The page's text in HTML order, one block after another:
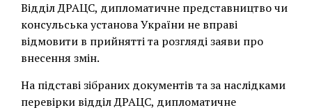
Відділ ДРАЦС, дипломатичне представництво чи
консульська установа України не вправі
відмовити в прийнятті та розгляді заяви про
внесення змін.
На підставі зібраних документів та за наслідками
перевірки відділ ДРАЦС, дипломатичне